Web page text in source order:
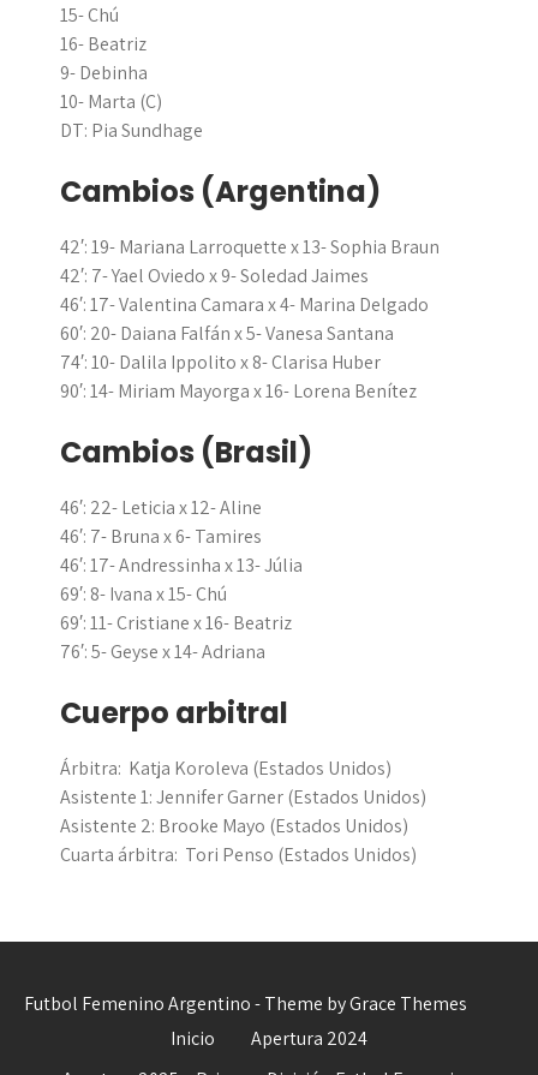
15- Chú
16- Beatriz
9- Debinha
10- Marta (C)
DT: Pia Sundhage
Cambios (Argentina)
42′: 19- Mariana Larroquette x 13- Sophia Braun
42′: 7- Yael Oviedo x 9- Soledad Jaimes
46′: 17- Valentina Camara x 4- Marina Delgado
60′: 20- Daiana Falfán x 5- Vanesa Santana
74′: 10- Dalila Ippolito x 8- Clarisa Huber
90′: 14- Miriam Mayorga x 16- Lorena Benítez
Cambios (Brasil)
46′: 22- Leticia x 12- Aline
46′: 7- Bruna x 6- Tamires
46′: 17- Andressinha x 13- Júlia
69′: 8- Ivana x 15- Chú
69′: 11- Cristiane x 16- Beatriz
76′: 5- Geyse x 14- Adriana
Cuerpo arbitral
Árbitra: Katja Koroleva (Estados Unidos)
Asistente 1: Jennifer Garner (Estados Unidos)
Asistente 2: Brooke Mayo (Estados Unidos)
Cuarta árbitra: Tori Penso (Estados Unidos)
Futbol Femenino Argentino - Theme by Grace Themes
Inicio
Apertura 2024